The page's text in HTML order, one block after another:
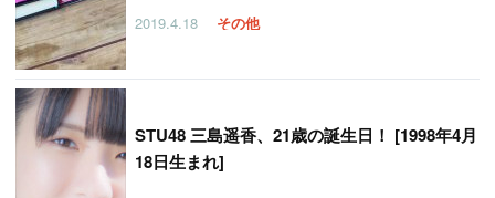
2019.4.18 その他
STU48 三島遥香、21歳の誕生日！ [1998年4月
18日生まれ]